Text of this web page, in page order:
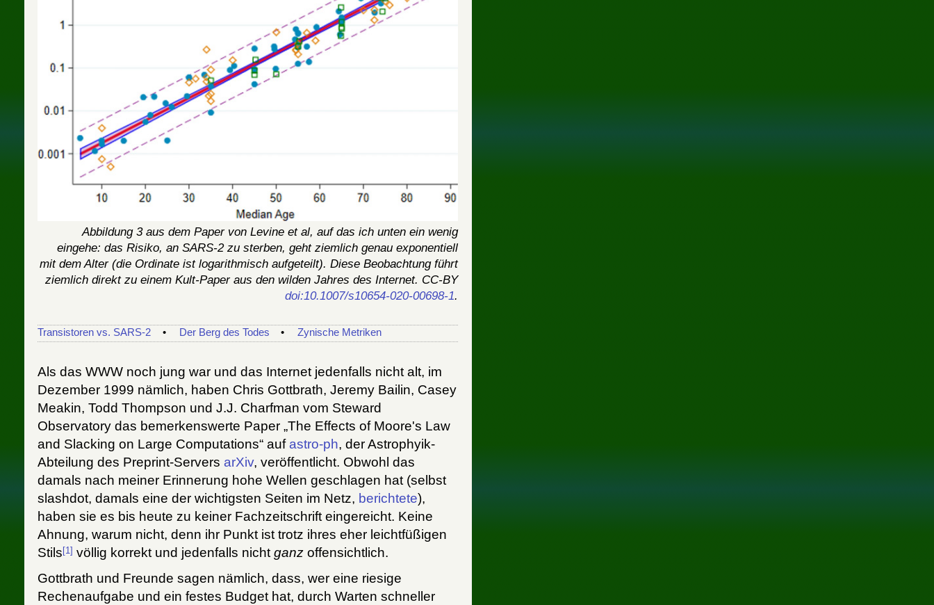
Abbildung 3 aus dem Paper von Levine et al, auf das ich unten ein wenig
eingehe: das Risiko, an SARS-2 zu sterben, geht ziemlich genau exponentiell
mit dem Alter (die Ordinate ist logarithmisch aufgeteilt). Diese Beobachtung führt
ziemlich direkt zu einem Kult-Paper aus den wilden Jahres des Internet. CC-BY
doi:10.1007/s10654-020-00698-1.
Transistoren vs. SARS-2 Der Berg des Todes Zynische Metriken
Als das WWW noch jung war und das Internet jedenfalls nicht alt, im
Dezember 1999 nämlich, haben Chris Gottbrath, Jeremy Bailin, Casey
Meakin, Todd Thompson und J.J. Charfman vom Steward
Observatory das bemerkenswerte Paper „The Effects of Moore's Law
and Slacking on Large Computations“ aufastro-ph, der Astrophyik-
Abteilung des Preprint-ServersarXiv, veröffentlicht. Obwohl das
damals nach meiner Erinnerung hohe Wellen geschlagen hat (selbst
slashdot, damals eine der wichtigsten Seiten im Netz, berichtete),
haben sie es bis heute zu keiner Fachzeitschrift eingereicht. Keine
Ahnung, warum nicht, denn ihr Punkt ist trotz ihres eher leichtfüßigen
Stils[1] völlig korrekt und jedenfalls nichtganz offensichtlich.
Gottbrath und Freunde sagen nämlich, dass, wer eine riesige
Rechenaufgabe und ein festes Budget hat, durch Warten schneller